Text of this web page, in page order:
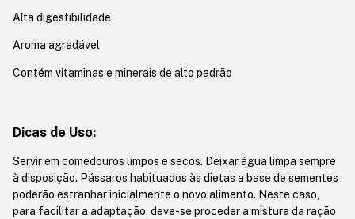
Alta digestibilidade
Aroma agradável
Contém vitaminas e minerais de alto padrão
Dicas de Uso:
Servir em comedouros limpos e secos. Deixar água limpa sempre
à disposição. Pássaros habituados às dietas a base de sementes
poderão estranhar inicialmente o novo alimento. Neste caso,
para facilitar a adaptação, deve-se proceder a mistura da ração